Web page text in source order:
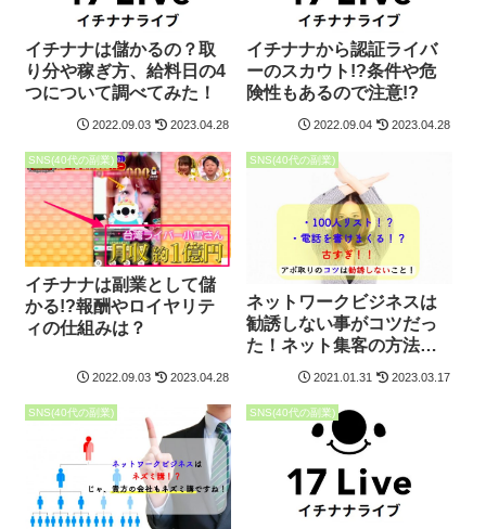
イチナナは儲かるの？取
り分や稼ぎ方、給料日の4
つについて調べてみた！
2022.09.03 2023.04.28
イチナナから認証ライバ
ーのスカウト!?条件や危
険性もあるので注意!?
2022.09.04 2023.04.28
SNS(40代の副業)
イチナナは副業として儲
かる!?報酬やロイヤリテ
ィの仕組みは？
2022.09.03 2023.04.28
SNS(40代の副業)
ネットワークビジネスは
勧誘しない事がコツだっ
た！ネット集客の方法を
2021.01.31 2023.03.17
SNS(40代の副業) SNS(40代の副業)